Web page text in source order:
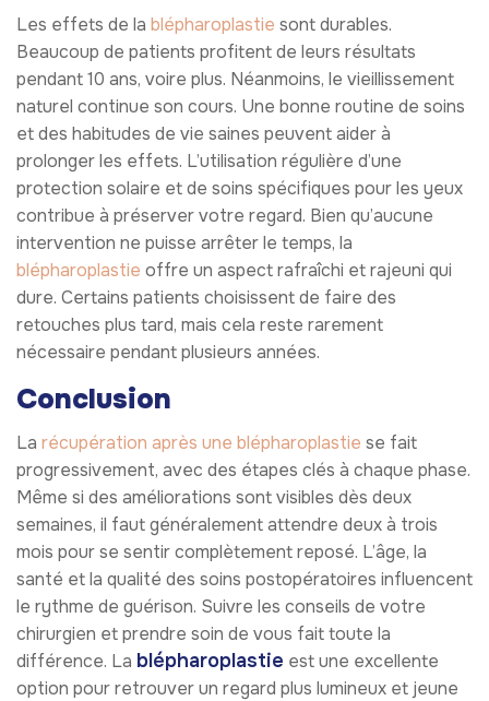
Les effets de la blépharoplastie sont durables.
Beaucoup de patients profitent de leurs résultats
pendant 10 ans, voire plus. Néanmoins, le vieillissement
naturel continue son cours. Une bonne routine de soins
et des habitudes de vie saines peuvent aider à
prolonger les effets. L’utilisation régulière d’une
protection solaire et de soins spécifiques pour les yeux
contribue à préserver votre regard. Bien qu’aucune
intervention ne puisse arrêter le temps, la
blépharoplastie offre un aspect rafraîchi et rajeuni qui
dure. Certains patients choisissent de faire des
retouches plus tard, mais cela reste rarement
nécessaire pendant plusieurs années.
Conclusion
La récupération après une blépharoplastie se fait
progressivement, avec des étapes clés à chaque phase.
Même si des améliorations sont visibles dès deux
semaines, il faut généralement attendre deux à trois
mois pour se sentir complètement reposé. L’âge, la
santé et la qualité des soins postopératoires influencent
le rythme de guérison. Suivre les conseils de votre
chirurgien et prendre soin de vous fait toute la
différence. La blépharoplastie est une excellente
option pour retrouver un regard plus lumineux et jeune